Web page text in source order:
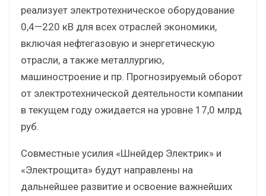
реализует электротехническое оборудование
0,4—220 кВ для всех отраслей экономики,
включая нефтегазовую и энергетическую
отрасли, а также металлургию,
машиностроение и пр. Прогнозируемый оборот
от электротехнической деятельности компании
в текущем году ожидается на уровне 17,0 млрд
руб.
Совместные усилия «Шнейдер Электрик» и
«Электрощита» будут направлены на
дальнейшее развитие и освоение важнейших